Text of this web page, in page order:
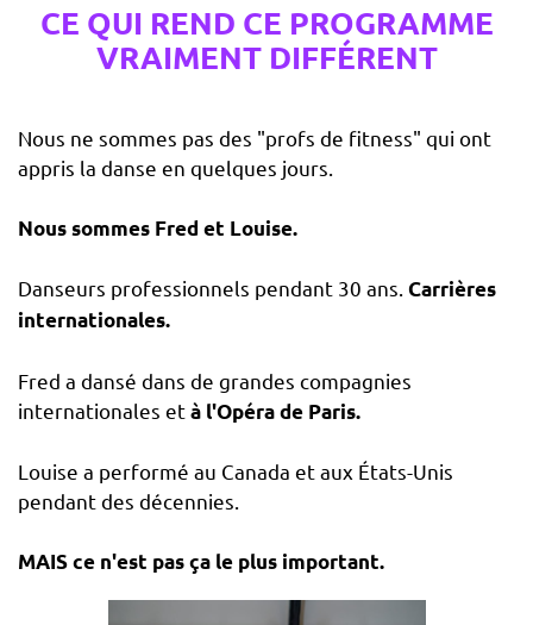
CE QUI REND CE PROGRAMME
VRAIMENT DIFFÉRENT
Nous ne sommes pas des "profs de fitness" qui ont
appris la danse en quelques jours.
Nous sommes Fred et Louise.
Danseurs professionnels pendant 30 ans. Carrières
internationales.
Fred a dansé dans de grandes compagnies
internationales età l'Opéra de Paris.
Louise a performé au Canada et aux États-Unis
pendant des décennies.
MAIS ce n'est pas ça le plus important.